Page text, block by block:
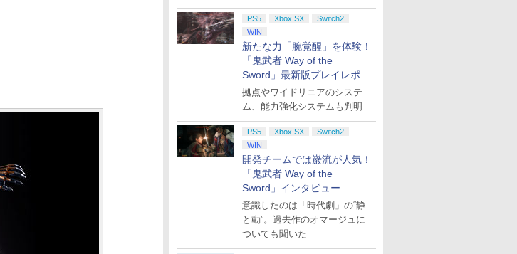
の2026年モデルがラインナ
ップ
PS5 Xbox SX
Switch2
WIN
新たな力「腕覚醒」を体験！
「鬼武者 Way of the
Sword」最新版プレイレポー
ト
拠点やワイドリニアのシステ
ム、能力強化システムも判明
PS5 Xbox SX
Switch2
WIN
開発チームでは巌流が人気！
「鬼武者 Way of the
Sword」インタビュー
意識したのは「時代劇」の“静
と動”。過去作のオマージュに
ついても聞いた